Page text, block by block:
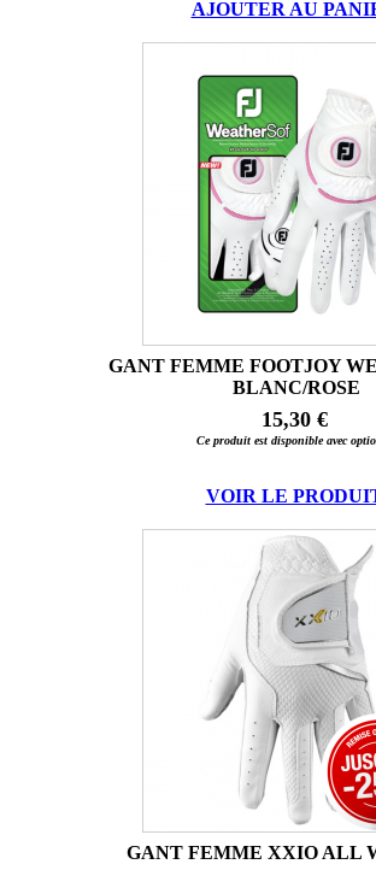
AJOUTER AU
GANT FEMME FOOTJOY
BLANC/ROSE
15,30 €
Ce produit est disponible avec
VOIR LE
GANT FEMME XXIO ALL